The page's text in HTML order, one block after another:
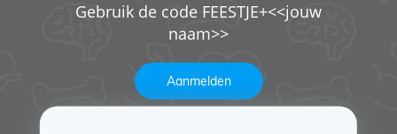
Gebruik de code FEESTJE+<<jouw
naam>>
Aanmelden